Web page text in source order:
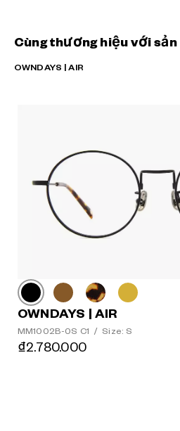
Cùng thương hiệu với sản
OWNDAYS | AIR
OWNDAYS | AIR
MM1002B-0S C1 / Size: S
₫2.780.000